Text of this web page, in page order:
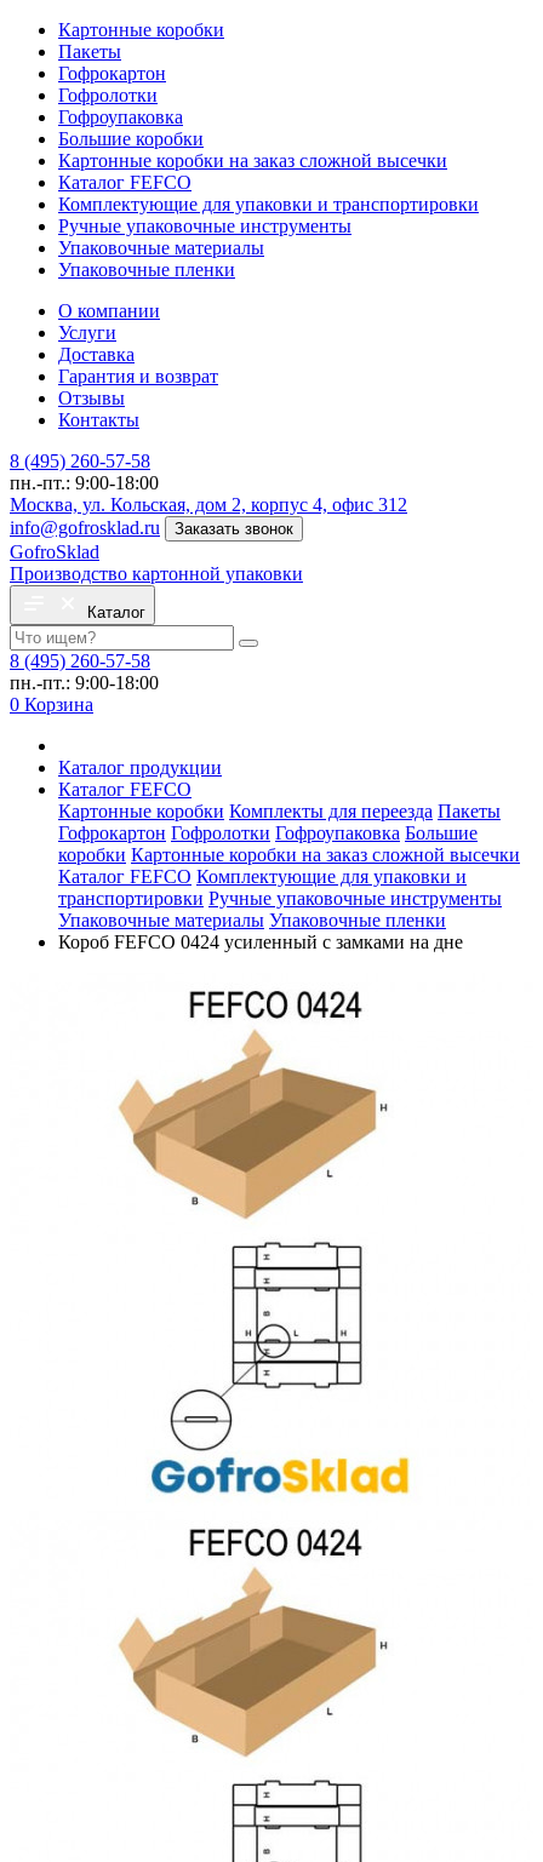
Картонные коробки
Пакеты
Гофрокартон
Гофролотки
Гофроупаковка
Большие коробки
Картонные коробки на заказ сложной высечки
Каталог FEFCO
Комплектующие для упаковки и транспортировки
Ручные упаковочные инструменты
Упаковочные материалы
Упаковочные пленки
О компании
Услуги
Доставка
Гарантия и возврат
Отзывы
Контакты
8 (495) 260-57-58
пн.-пт.: 9:00-18:00
Москва, ул. Кольская, дом 2, корпус 4, офис 312
info@gofrosklad.ru
Заказать звонок
GofroSklad
Производство картонной упаковки
Каталог
8 (495) 260-57-58
пн.-пт.: 9:00-18:00
0 Корзина
Каталог продукции
Каталог FEFCO
Картонные коробки Комплекты для переезда Пакеты
Гофрокартон Гофролотки Гофроупаковка Большие
коробки Картонные коробки на заказ сложной высечки
Каталог FEFCO Комплектующие для упаковки и
транспортировки Ручные упаковочные инструменты
Упаковочные материалы Упаковочные пленки
Короб FEFCO 0424 усиленный с замками на дне